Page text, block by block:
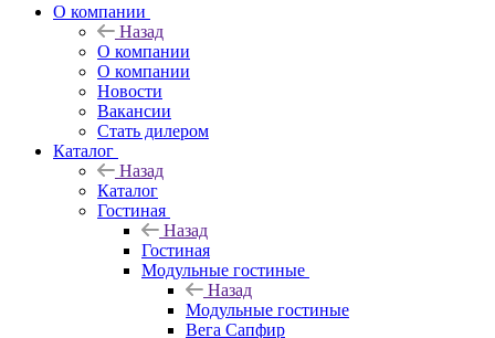
О компании
Назад
О компании
О компании
Новости
Вакансии
Стать дилером
Каталог
Назад
Каталог
Гостиная
Назад
Гостиная
Модульные гостиные
Назад
Модульные гостиные
Вега Сапфир